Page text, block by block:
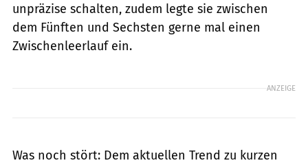
unpräzise schalten, zudem legte sie zwischen
dem Fünften und Sechsten gerne mal einen
Zwischenleerlauf ein.
ANZEIGE
Was noch stört: Dem aktuellen Trend zu kurzen